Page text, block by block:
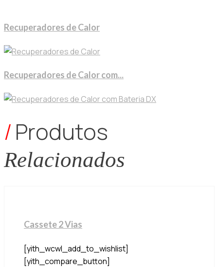
Recuperadores de Calor
Recuperadores de Calor com...
/Produtos
Relacionados
Cassete 2 Vias
[yith_wcwl_add_to_wishlist]
[yith_compare_button]